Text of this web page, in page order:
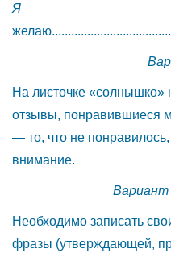
Я
На листочке «солнышко»
отзывы, понравившиеся
— то, что не
внимание.
Вариант
Необходимо записать
фразы (утверждающей,